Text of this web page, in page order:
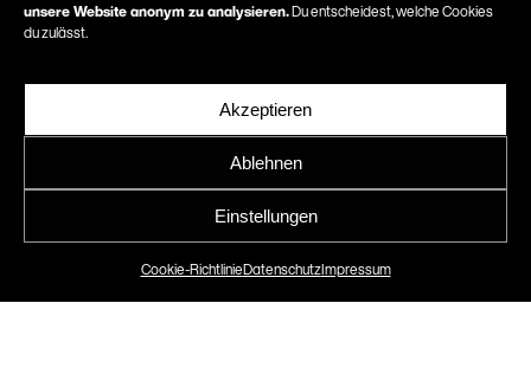
unsere Website anonym zu analysieren. Du entscheidest, welche Cookies
du zulässt.
Akzeptieren
Ablehnen
Einstellungen
Cookie-RichtlinieDatenschutzImpressum
Senckenberg Zentrum
für Humangenetik
Relaunch Website